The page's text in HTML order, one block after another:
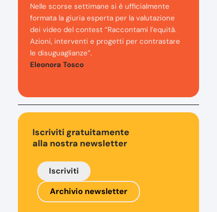
Nelle scorse settimane si è ufficialmente
formata la giuria esperta per la valutazione
dei video del contest “Raccontami l’equità.
Azioni, interventi e progetti per contrastare
le disuguaglianze”.
Eleonora Tosco
Iscriviti gratuitamente
alla nostra newsletter
Iscriviti
Archivio newsletter